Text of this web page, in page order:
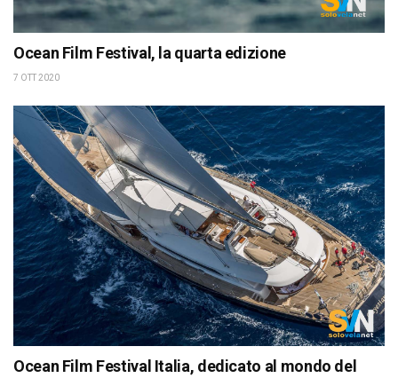
Ocean Film Festival, la quarta edizione
7 OTT 2020
Ocean Film Festival Italia, dedicato al mondo del